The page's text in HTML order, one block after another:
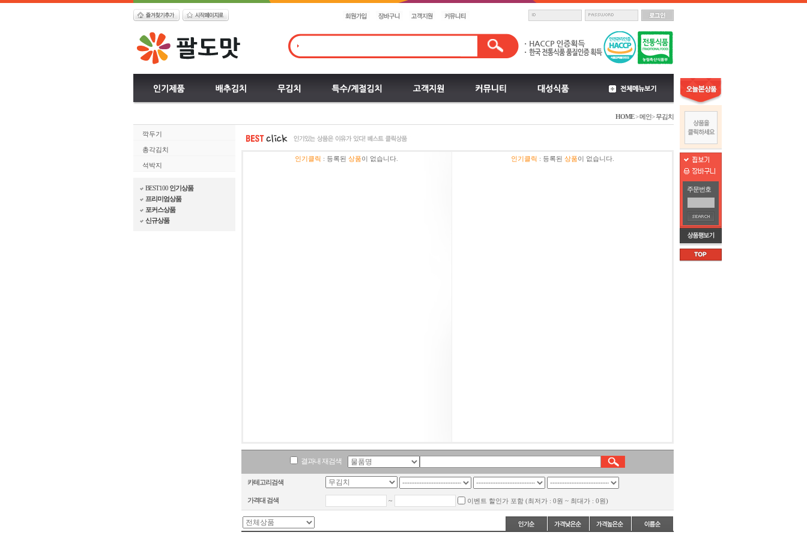
주문번호
HOME>메인>무김치
깍두기
총각김치
석박지
BEST100 인기상품
프리미엄상품
포커스상품
신규상품
인기클릭 : 등록된 상품이 없습니다. 인기클릭 : 등록된 상품이 없습니다.
결과내 재검색
카테고리검색
가격대 검색 ~ 이벤트 할인가 포함 (최저가 : 0원 ~ 최대가 : 0원)